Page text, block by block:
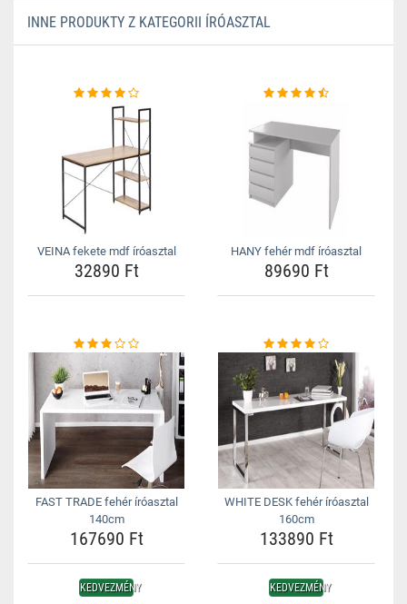
INNE PRODUKTY Z KATEGORII ÍRÓASZTAL
VEINA fekete mdf íróasztal
32890 Ft
HANY fehér mdf íróasztal
89690 Ft
FAST TRADE fehér íróasztal
140cm
167690 Ft
WHITE DESK fehér íróasztal
160cm
133890 Ft
KEDVEZMÉNY KEDVEZMÉNY